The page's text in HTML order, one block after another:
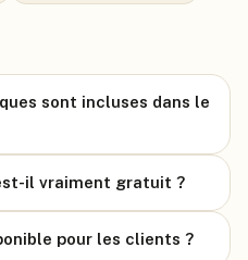
sont incluses dans le
il vraiment gratuit ?
pour les clients ?